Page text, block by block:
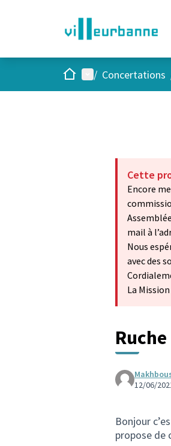
AccueilMenu principal
/ Concertations
Cette
Encore
mail à
Nous
avec des
La
12/06/
Bonjour
propose de